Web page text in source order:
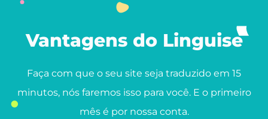
Vantagens do Linguise
Faça com que o seu site seja traduzido em 15
minutos, nós faremos isso para você. E o primeiro
mês é por nossa conta.